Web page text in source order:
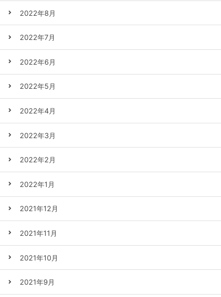
2022年8月
2022年7月
2022年6月
2022年5月
2022年4月
2022年3月
2022年2月
2022年1月
2021年12月
2021年11月
2021年10月
2021年9月